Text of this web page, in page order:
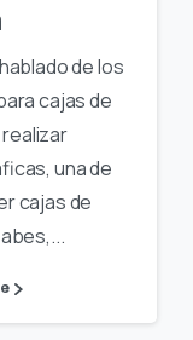
de los
cajas de
una de
cajas de